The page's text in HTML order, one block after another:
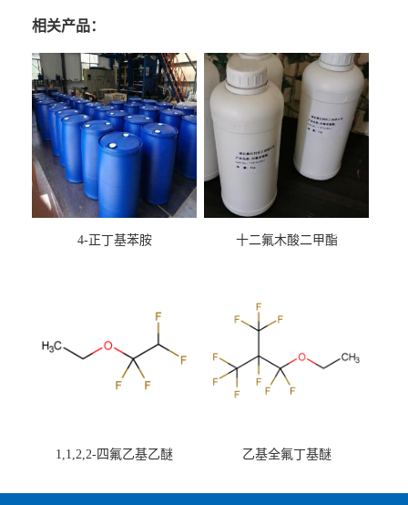
相关产品：
4-正丁基苯胺 十二氟木酸二甲酯
1,1,2,2-四氟乙基乙醚 乙基全氟丁基醚